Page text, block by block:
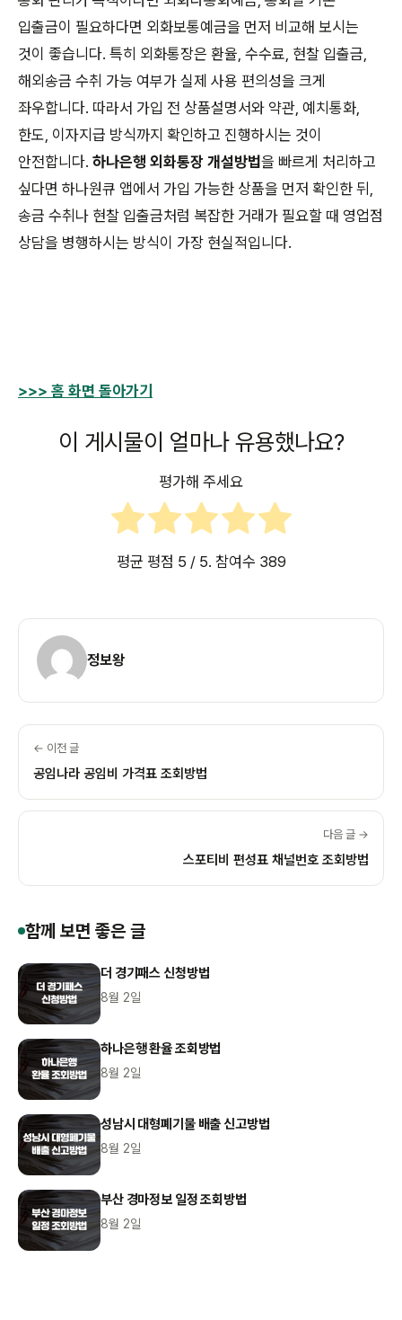
입출금이 필요하다면 외화보통예금을 먼저 비교해 보시는
것이 좋습니다. 특히 외화통장은 환율, 수수료, 현찰 입출금,
해외송금 수취 가능 여부가 실제 사용 편의성을 크게
좌우합니다. 따라서 가입 전 상품설명서와 약관, 예치통화,
한도, 이자지급 방식까지 확인하고 진행하시는 것이
안전합니다. 하나은행 외화통장 개설방법을 빠르게 처리하고
싶다면 하나원큐 앱에서 가입 가능한 상품을 먼저 확인한 뒤,
송금 수취나 현찰 입출금처럼 복잡한 거래가 필요할 때 영업점
상담을 병행하시는 방식이 가장 현실적입니다.
>>> 홈 화면 돌아가기
이 게시물이 얼마나 유용했나요?
평가해 주세요
평균 평점 5 / 5. 참여수 389
정보왕
← 이전 글
공임나라 공임비 가격표 조회방법
다음 글 →
스포티비 편성표 채널번호 조회방법
함께 보면 좋은 글
더 경기패스 신청방법
8월 2일
하나은행 환율 조회방법
8월 2일
성남시 대형폐기물 배출 신고방법
8월 2일
부산 경마정보 일정 조회방법
8월 2일